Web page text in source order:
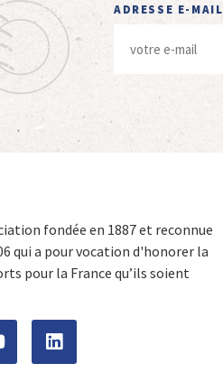
ADRESSE E-MAIL
fondée en 1887 et reconnue
qui a pour vocation d'honorer la
pour la France qu’ils soient